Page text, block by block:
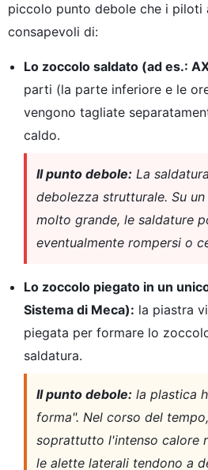
piccolo punto debole che i piloti
consapevoli di:
Lo zoccolo saldato (ad es.:
parti (la parte inferiore e le
vengono tagliate
caldo.
Il punto debole: La
debolezza strutturale. Su
molto grande, le saldature
eventualmente rompersi o
Lo zoccolo piegato in un
Sistema di Meca): la piastra
piegata per formare lo
saldatura.
Il punto debole: la plastica
forma". Nel corso del
soprattutto l'intenso calore
le alette laterali tendono a